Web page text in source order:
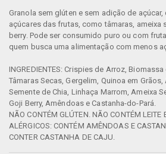
Granola sem glúten e sem adição de
açúcares das frutas, como tâmaras, ameixa
berry. Pode ser consumido puro ou com
quem busca uma alimentação com menos
INGREDIENTES: Crispies de Arroz, Biomassa
Tâmaras Secas, Gergelim, Quinoa em
Semente de Chia, Linhaça Marrom, Ameixa
Goji Berry, Amêndoas e Castanha-do-Pará.
NÃO CONTÉM GLÚTEN. NÃO CONTÉM LEITE
ALÉRGICOS: CONTÉM AMÊNDOAS E
CONTER CASTANHA DE CAJU.